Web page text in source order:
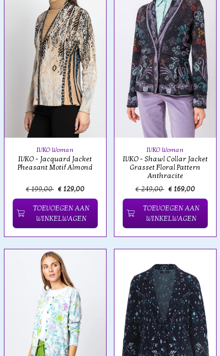
IVKO Woman
IVKO - Jacquard Jacket
Pheasant Motif Almond
€ 199,00 € 129,00
TOEVOEGEN AAN
WINKELWAGEN
IVKO Woman
IVKO - Shawl Collar Jacket
Grasset Floral Pattern
Anthracite
€ 249,00 € 169,00
TOEVOEGEN AAN
WINKELWAGEN